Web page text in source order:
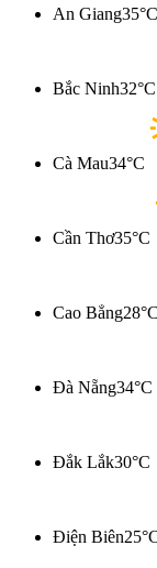
An Giang35°C
Bắc Ninh32°C
Cà Mau34°C
Cần Thơ35°C
Cao Bẳng28°C
Đà Nẵng34°C
Đắk Lắk30°C
Điện Biên